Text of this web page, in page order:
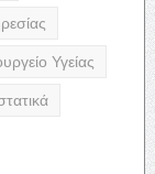
Υγείας